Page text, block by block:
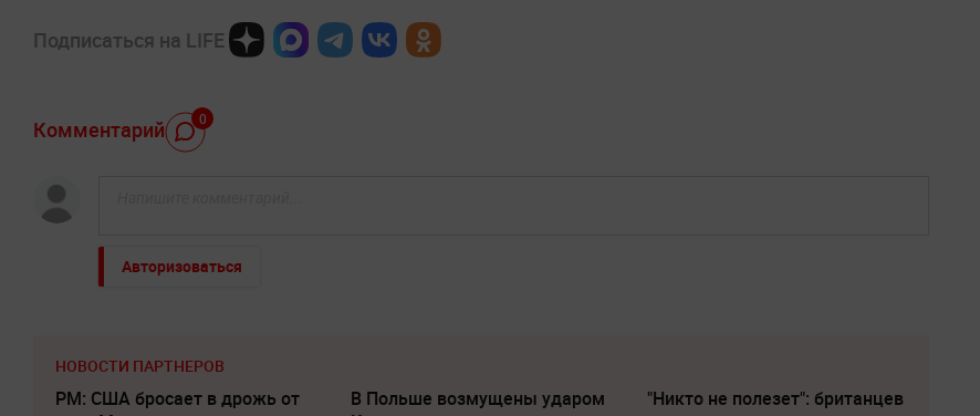
Подписаться на LIFE
Комментарий 0
Авторизоваться
НОВОСТИ ПАРТНЕРОВ
PM: США бросает в дрожь от
В Польше возмущены ударом
"Никто не полезет": британцев